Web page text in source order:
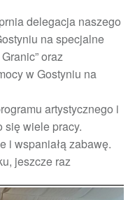
delegacja naszego
na specjalne
oraz
w Gostyniu na
artystycznego i
się wiele pracy.
i wspaniałą zabawę.
jeszcze raz